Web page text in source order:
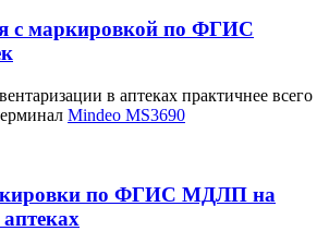
с маркировкой по ФГИС
в аптеках практичнее всего
Mindeo MS3690
по ФГИС МДЛП на